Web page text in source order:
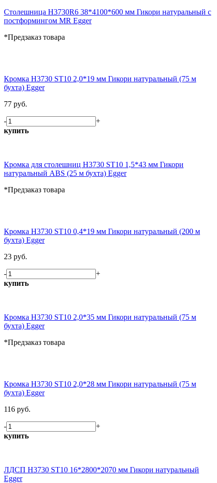
Столешница H3730R6 38*4100*600 мм Гикори натуральный с
постформингом MR Egger
*Предзаказ товара
Кромка H3730 ST10 2,0*19 мм Гикори натуральный (75 м
бухта) Egger
77 руб.
-
+
купить
Кромка для столешниц H3730 ST10 1,5*43 мм Гикори
натуральный ABS (25 м бухта) Egger
*Предзаказ товара
Кромка H3730 ST10 0,4*19 мм Гикори натуральный (200 м
бухта) Egger
23 руб.
-
+
купить
Кромка H3730 ST10 2,0*35 мм Гикори натуральный (75 м
бухта) Egger
*Предзаказ товара
Кромка H3730 ST10 2,0*28 мм Гикори натуральный (75 м
бухта) Egger
116 руб.
-
+
купить
ЛДСП H3730 ST10 16*2800*2070 мм Гикори натуральный
Egger